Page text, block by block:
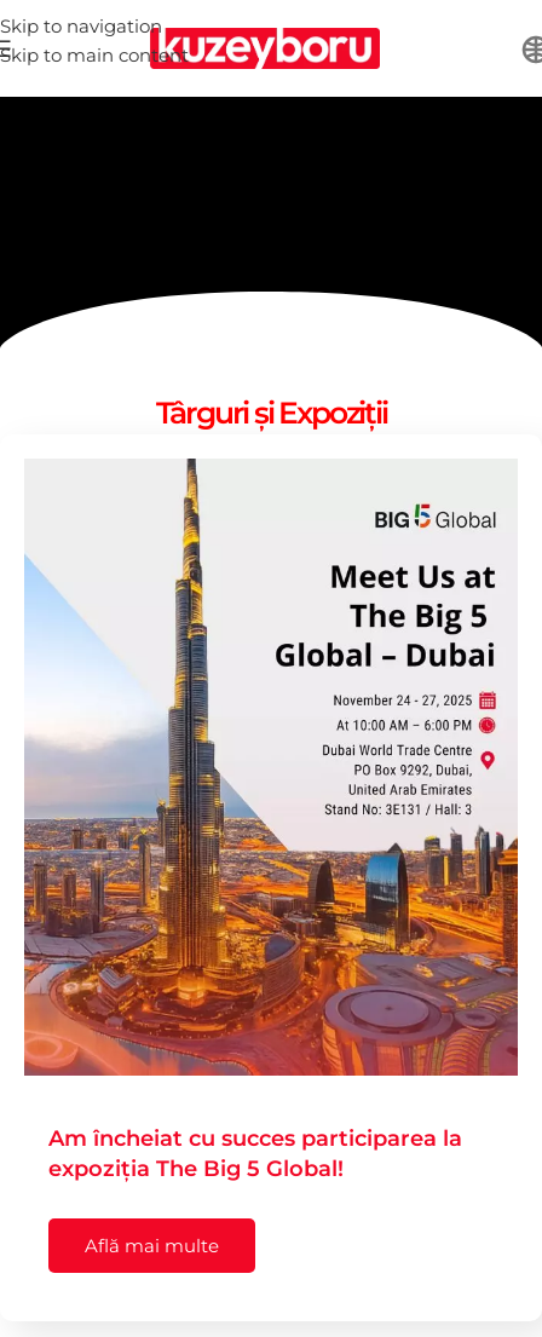
Skip to navigation
Skip to main content
Târguri și Expoziții
Am încheiat cu succes participarea la
expoziția The Big 5 Global!
Află mai multe